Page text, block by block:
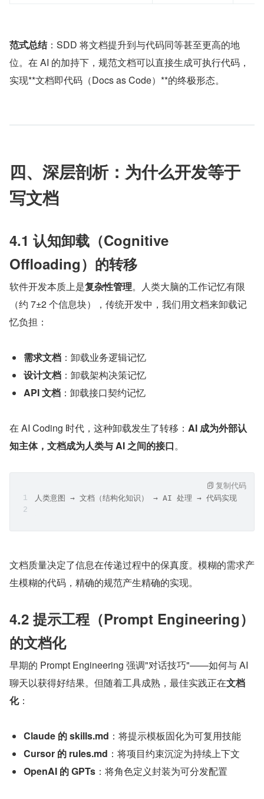
范式总结：SDD 将文档提升到与代码同等甚至更高的地
位。在 AI 的加持下，规范文档可以直接生成可执行代码，
实现**文档即代码（Docs as Code）**的终极形态。
四、深层剖析：为什么开发等于
写文档
4.1 认知卸载（Cognitive
Offloading）的转移
软件开发本质上是复杂性管理。人类大脑的工作记忆有限
（约 7±2 个信息块），传统开发中，我们用文档来卸载记
忆负担：
需求文档 ：卸载业务逻辑记忆
设计文档 ：卸载架构决策记忆
API 文档 ：卸载接口契约记忆
在 AI Coding 时代，这种卸载发生了转移： AI 成为外部认
知主体，文档成为人类与 AI 之间的接口。
人类意图 → 文档（结构化知识） → AI 处理 → 代码实现
复制代码
文档质量决定了信息在传递过程中的保真度。模糊的需求产
生模糊的代码，精确的规范产生精确的实现。
4.2 提示工程（Prompt Engineering）
的文档化
早期的 Prompt Engineering 强调"对话技巧"——如何与 AI
聊天以获得好结果。但随着工具成熟，最佳实践正在文档
化：
Claude 的 skills.md ：将提示模板固化为可复用技能
Cursor 的 rules.md ：将项目约束沉淀为持续上下文
OpenAI 的 GPTs ：将角色定义封装为可分发配置